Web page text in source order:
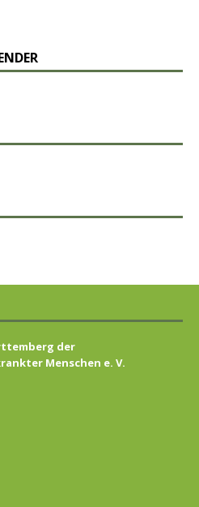
der
Menschen e. V.